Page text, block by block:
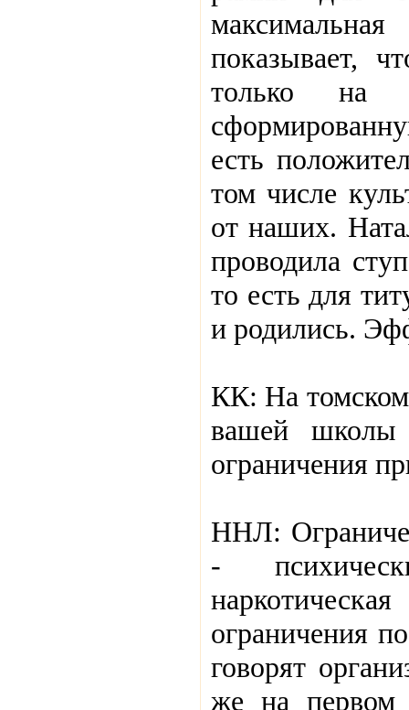
показывает,
только на
есть
том числе
от наших.
проводила
то есть для
и родились.
КК: На
вашей школы
ограничения
ННЛ:
-
ограничения
говорят
же на первом